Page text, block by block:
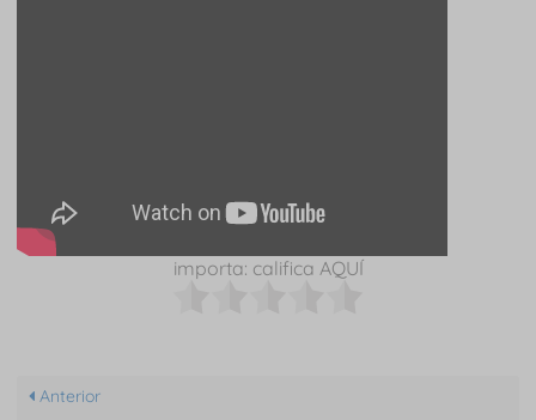
importa: califica AQUÍ
Anterior